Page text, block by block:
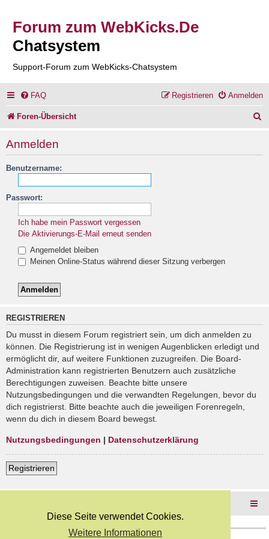
Diese Seite verwendet Cookies.
Weitere Informationen
Forum zum WebKicks.De
Chatsystem
Support-Forum zum WebKicks-Chatsystem
FAQ Anmelden
Registrieren
Foren-Übersicht
Anmelden
Benutzername:
Passwort:
Ich habe mein Passwort vergessen
Die Aktivierungs-E-Mail erneut senden
Angemeldet bleiben
Meinen Online-Status während dieser Sitzung verbergen
REGISTRIEREN
Du musst in diesem Forum registriert sein, um dich anmelden zu
können. Die Registrierung ist in wenigen Augenblicken erledigt und
ermöglicht dir, auf weitere Funktionen zuzugreifen. Die Board-
Administration kann registrierten Benutzern auch zusätzliche
Berechtigungen zuweisen. Beachte bitte unsere
Nutzungsbedingungen und die verwandten Regelungen, bevor du
dich registrierst. Bitte beachte auch die jeweiligen Forenregeln,
wenn du dich in diesem Board bewegst.
Nutzungsbedingungen | Datenschutzerklärung
Registrieren